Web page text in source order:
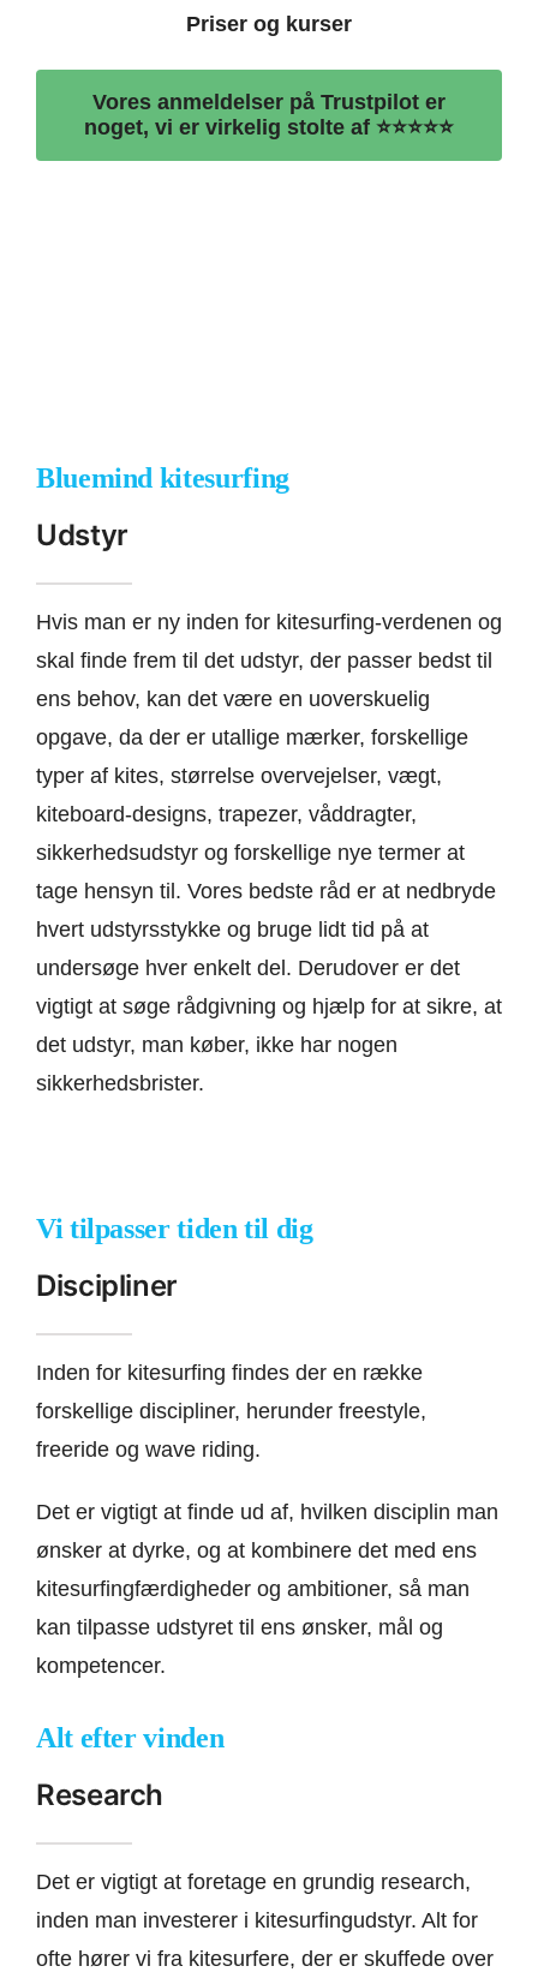
Priser og kurser
Vores anmeldelser på Trustpilot er
noget, vi er virkelig stolte af ⭐⭐⭐⭐⭐
Bluemind kitesurfing
Udstyr
Hvis man er ny inden for kitesurfing-verdenen og
skal finde frem til det udstyr, der passer bedst til
ens behov, kan det være en uoverskuelig
opgave, da der er utallige mærker, forskellige
typer af kites, størrelse overvejelser, vægt,
kiteboard-designs, trapezer, våddragter,
sikkerhedsudstyr og forskellige nye termer at
tage hensyn til. Vores bedste råd er at nedbryde
hvert udstyrsstykke og bruge lidt tid på at
undersøge hver enkelt del. Derudover er det
vigtigt at søge rådgivning og hjælp for at sikre, at
det udstyr, man køber, ikke har nogen
sikkerhedsbrister.
Vi tilpasser tiden til dig
Discipliner
Inden for kitesurfing findes der en række
forskellige discipliner, herunder freestyle,
freeride og wave riding.
Det er vigtigt at finde ud af, hvilken disciplin man
ønsker at dyrke, og at kombinere det med ens
kitesurfingfærdigheder og ambitioner, så man
kan tilpasse udstyret til ens ønsker, mål og
kompetencer.
Alt efter vinden
Research
Det er vigtigt at foretage en grundig research,
inden man investerer i kitesurfingudstyr. Alt for
ofte hører vi fra kitesurfere, der er skuffede over